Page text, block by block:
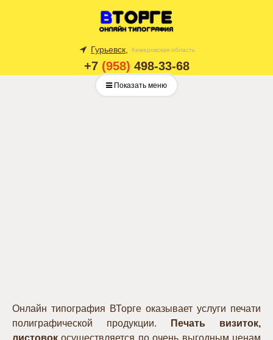
Гурьевск, Кемеровская область
+7 (958) 498-33-68
Показать меню
Онлайн типография ВТорге оказывает услуги печати
полиграфической продукции.
Печать визиток,